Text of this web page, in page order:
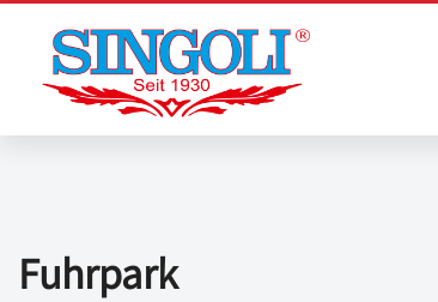
springen
Fuhrpark